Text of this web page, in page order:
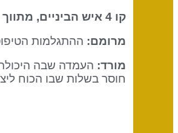
קו 4 איש הביניים, מתווך
מרומם: ההתגלמות
מורד: העמדה שבה
חוסר בשלות שבו הכוח